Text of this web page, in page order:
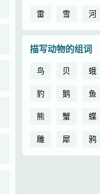
雷
雪 河
描写动物的组词
鸟 贝 蛾
豹
鹅 鱼
熊
蟹 蝶
雕
犀 鸦